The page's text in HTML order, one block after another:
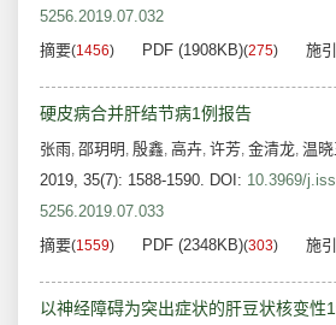
5256.2019.07.032
摘要(1456) PDF (1908KB)(275) 施
硬皮病合并肝结节病1例报告
张雨, 邵玥明 , 殷鑫, 高卉, 许芳, 金清龙, 温晓
2019, 35(7): 1588-1590. DOI: 10.3969/
5256.2019.07.033
摘要(1559) PDF (2348KB)(303) 施
以神经障碍为突出症状的肝豆状核变性